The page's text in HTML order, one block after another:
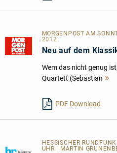
MORGENPOST AM
2012
Neu auf dem
Wem das nicht genug
Quartett (Sebastian
PDF Download
HESSISCHER
UHR | MARTIN